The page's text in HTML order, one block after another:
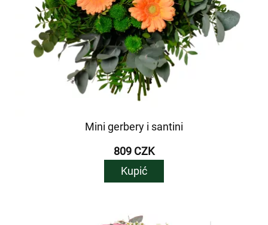
Mini gerbery i santini
809 CZK
Kupić